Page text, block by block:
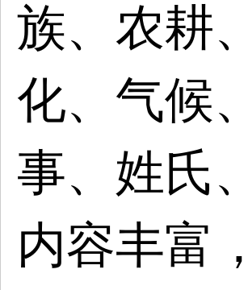
族、农耕
化、气候
事、姓氏
内容丰富